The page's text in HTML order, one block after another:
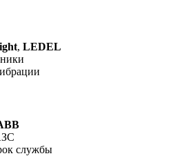
, LEDEL
службы